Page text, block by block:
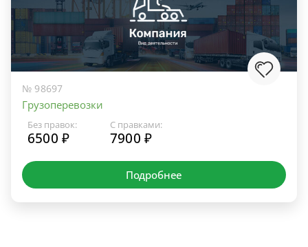
№ 98697
Грузоперевозки
Без правок:
6500 ₽
С правками:
7900 ₽
Подробнее